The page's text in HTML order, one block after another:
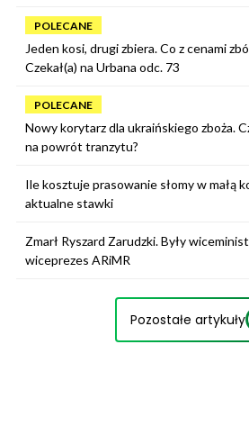
POLECANE
Jeden kosi, drugi zbiera. Co z cenami
Czekał(a) na Urbana odc. 73
POLECANE
Nowy korytarz dla ukraińskiego zboża.
na powrót tranzytu?
Ile kosztuje prasowanie słomy w małą
aktualne stawki
Zmarł Ryszard Zarudzki. Były
wiceprezes ARiMR
Pozostałe artykuły